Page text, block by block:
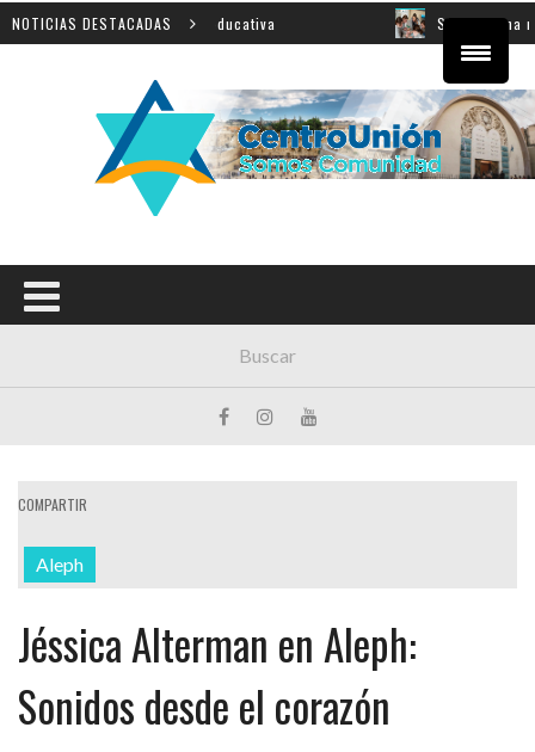
NOTICIAS DESTACADAS
sobre innovación educativa Shahak: una nueva
COMPARTIR
Aleph
Jéssica Alterman en Aleph:
Sonidos desde el corazón